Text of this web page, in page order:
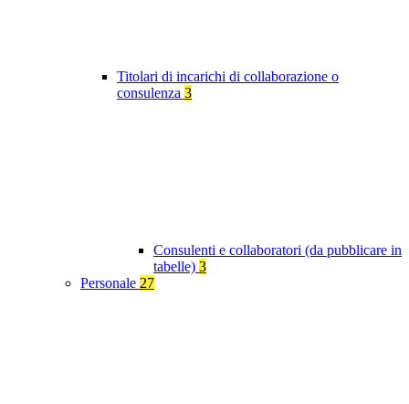
Titolari di incarichi di collaborazione o
consulenza 3
Consulenti e collaboratori (da pubblicare in
tabelle) 3
Personale 27